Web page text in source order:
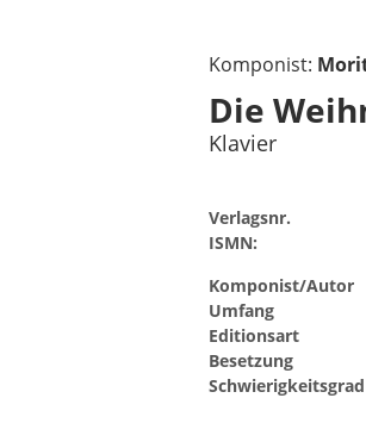
Komponist:
Die
Klavier
Verlagsnr.
ISMN:
Komponist/Autor
Umfang
Editionsart
Besetzung
Schwierigkeitsgrad